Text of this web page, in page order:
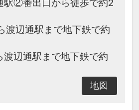
駅②番出口から徒歩で約2
渡辺通駅まで地下鉄で約
渡辺通駅まで地下鉄で約
地図